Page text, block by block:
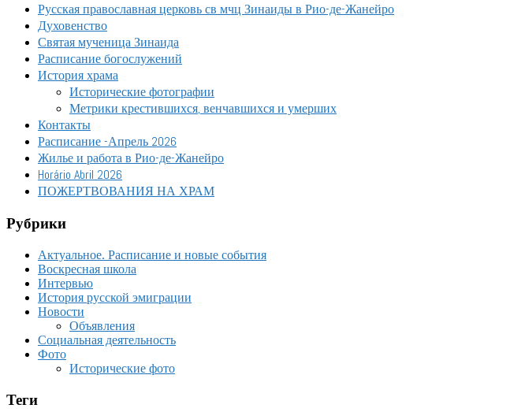
Русская православная церковь св мчц Зинаиды в Рио-де-Жанейро
Духовенство
Святая мученица Зинаида
Расписание богослужений
История храма
Исторические фотографии
Метрики крестившихся, венчавшихся и умерших
Контакты
Расписание -Апрель 2026
Жилье и работа в Рио-де-Жанейро
Horário Abril 2026
ПОЖЕРТВОВАНИЯ НА ХРАМ
Рубрики
Актуальное. Расписание и новые события
Воскресная школа
Интервью
История русской эмиграции
Новости
Объявления
Социальная деятельность
Фото
Исторические фото
Теги